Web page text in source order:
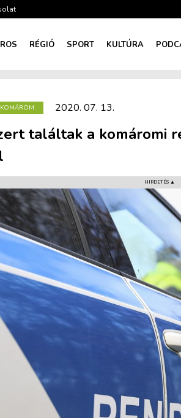
RÉGIÓ SPORT KULTÚRA
2020. 07. 13.
találtak a komáromi
HIRDETÉS ▲